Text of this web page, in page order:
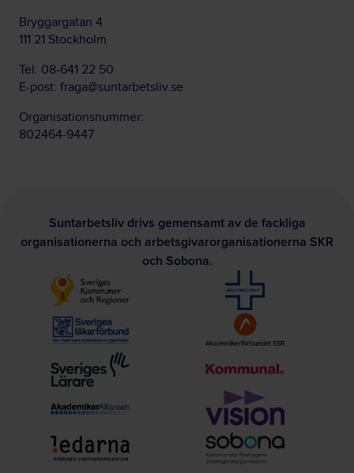
Bryggargatan 4
111 21 Stockholm
Tel: 08-641 22 50
E-post: fraga@suntarbetsliv.se
Organisationsnummer:
802464-9447
Suntarbetsliv drivs gemensamt av de fackliga
organisationerna och arbetsgivarorganisationerna SKR
och Sobona.